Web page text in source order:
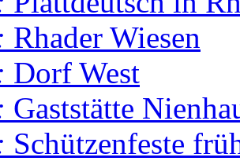
Rhader Wiesen
Dorf West
Gaststätte
Schützenfeste